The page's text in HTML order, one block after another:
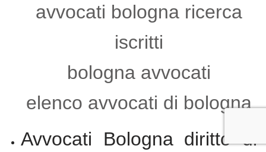
avvocati bologna ricerca
iscritti
bologna avvocati
elenco avvocati di bologna
Avvocati Bologna diritto di